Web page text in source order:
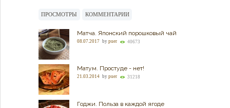
ПРОСМОТРЫ КОММЕНТАРИИ
Матча. Японский порошковый чай
08.07.2017 by puer 40673
Матум. Простуде - нет!
21.03.2014 by puer 31218
Годжи. Польза в каждой ягоде